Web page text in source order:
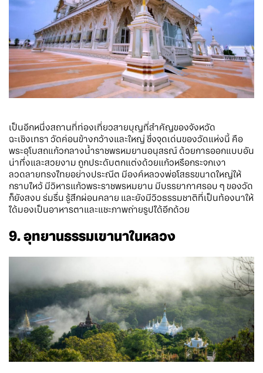
เป็นอีกหนึ่งสถานที่ท่องเที่ยวสายบุญที่สำคัญของจังหวัด
ฉะเชิงเทรา วัดค่อนข้างกว้างและใหญ่ ซึ่งจุดเด่นของวัดแห่งนี้ คือ
พระอุโบสถแก้วกลางน้ำราชพรหมยานอนุสรณ์ ด้วยการออกแบบอัน
น่าทึ่งและสวยงาม ถูกประดับตกแต่งด้วยแก้วหรือกระจกเงา
ลวดลายทรงไทยอย่างประณีต มีองค์หลวงพ่อโสธรขนาดใหญ่ให้
กราบไหว้ มีวิหารแก้วพระราชพรหมยาน มีบรรยากาศรอบ ๆ ของวัด
ก็ยังสงบ ร่มรื่น รู้สึกผ่อนคลาย และยังมีวิวธรรมชาติที่เป็นท้องนาให้
ได้มองเป็นอาหารตาและแชะภาพถ่ายรูปได้อีกด้วย
9. อุทยานธรรมเขานาในหลวง